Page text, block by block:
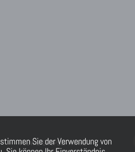
Sie der Verwendung von
FLOW® SHOPSOFTWARE